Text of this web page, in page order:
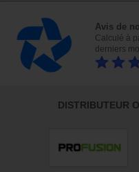
Avis de
Calculé à
derniers
DISTRIBUTEUR